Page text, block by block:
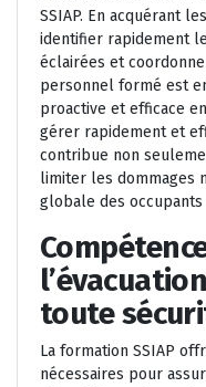
SSIAP. En acquérant
identifier rapidement
éclairées et
personnel formé est
proactive et efficace
gérer rapidement et
contribue non
limiter les dommages
globale des occupants
toute
La formation SSIAP
nécessaires pour